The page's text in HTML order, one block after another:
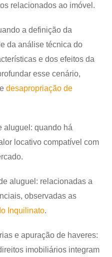
relacionados ao imóvel.
a definição da
da análise técnica do
e dos efeitos da
esse cenário,
desapropriação de
aluguel: quando há
locativo compatível com
aluguel: relacionadas a
observadas as
Inquilinato.
e apuração de haveres:
imobiliários integram